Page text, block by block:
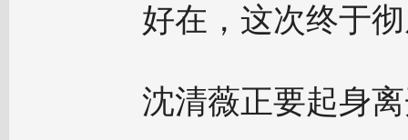
好在，这次终于
沈清薇正要起身